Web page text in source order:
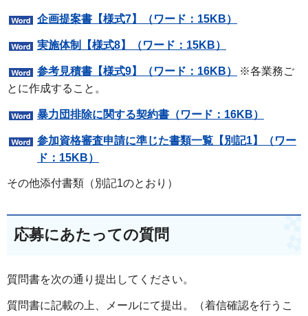
企画提案書【様式7】（ワード：15KB）
実施体制【様式8】（ワード：15KB）
参考見積書【様式9】（ワード：16KB）
※各業務ご
とに作成すること。
暴力団排除に関する契約書（ワード：16KB）
参加資格審査申請に準じた書類一覧【別記1】（ワー
ド：15KB）
その他添付書類（別記1のとおり）
応募にあたっての質問
質問書を次の通り提出してください。
質問書に記載の上、メールにて提出。（着信確認を行うこ